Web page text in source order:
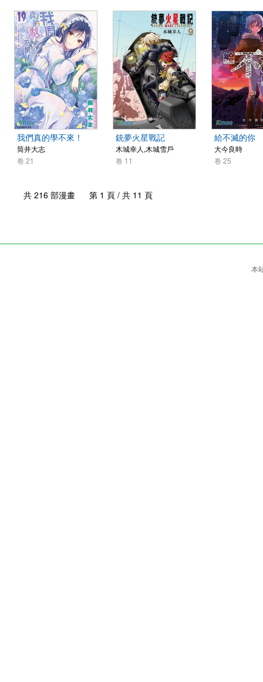
我們真的學不來！
筒井大志
卷 21
銃夢火星戰記
木城幸人,木城雪戶
卷 11
給不滅的你
大今良時
卷 25
共 216 部漫畫 第 1 頁 / 共 11 頁
本